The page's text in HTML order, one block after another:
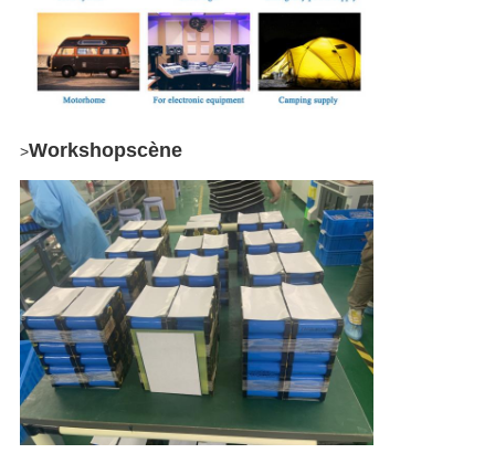
Laat een bericht achter
We bellen je snel terug!
>Workshopscène